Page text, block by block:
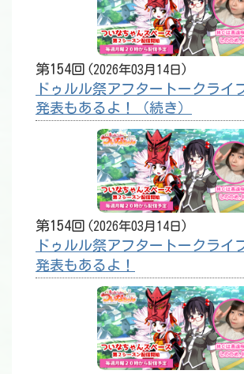
第154回 2026年03月14日
ドゥルル祭アフタートークライ
発表もあるよ！（続き）
第154回 2026年03月14日
ドゥルル祭アフタートークライ
発表もあるよ！